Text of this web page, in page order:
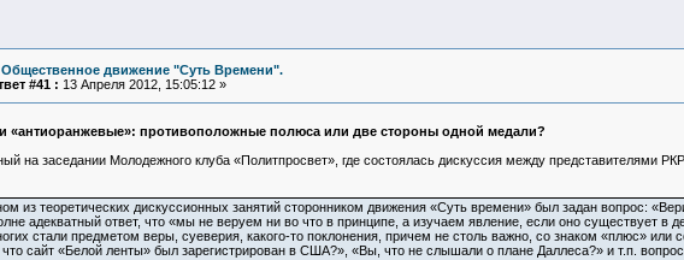
Общественное движение "Суть Времени".
#41 : 13 Апреля 2012, 15:05:12 »
«антиоранжевые»: противоположные полюса или две стороны одной медали?
на заседании Молодежного клуба «Политпросвет», где состоялась дискуссия между представителями
из теоретических дискуссионных занятий сторонником движения «Суть времени» был задан вопрос:
адекватный ответ, что «мы не веруем ни во что в принципе, а изучаем явление, если оно существует в
стали предметом веры, суеверия, какого-то поклонения, причем не столь важно, со знаком «плюс»
сайт «Белой ленты» был зарегистрирован в США?», «Вы, что не слышали о плане Даллеса?» и т.п.